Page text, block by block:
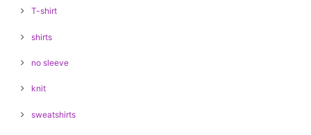
T-shirt
shirts
no sleeve
knit
sweatshirts